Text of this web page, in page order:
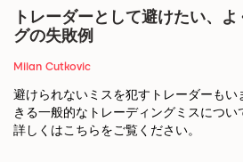
トレーダーとして避けたい、
グの失敗例
Milan Cutkovic
避けられないミスを犯すトレーダーも
きる一般的なトレーディングミスについ
詳しくはこちらをご覧ください。